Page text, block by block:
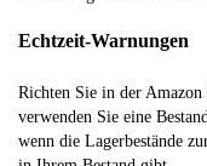
Echtzeit-Warnungen
Richten Sie in der
verwenden Sie eine
wenn die Lagerbestände